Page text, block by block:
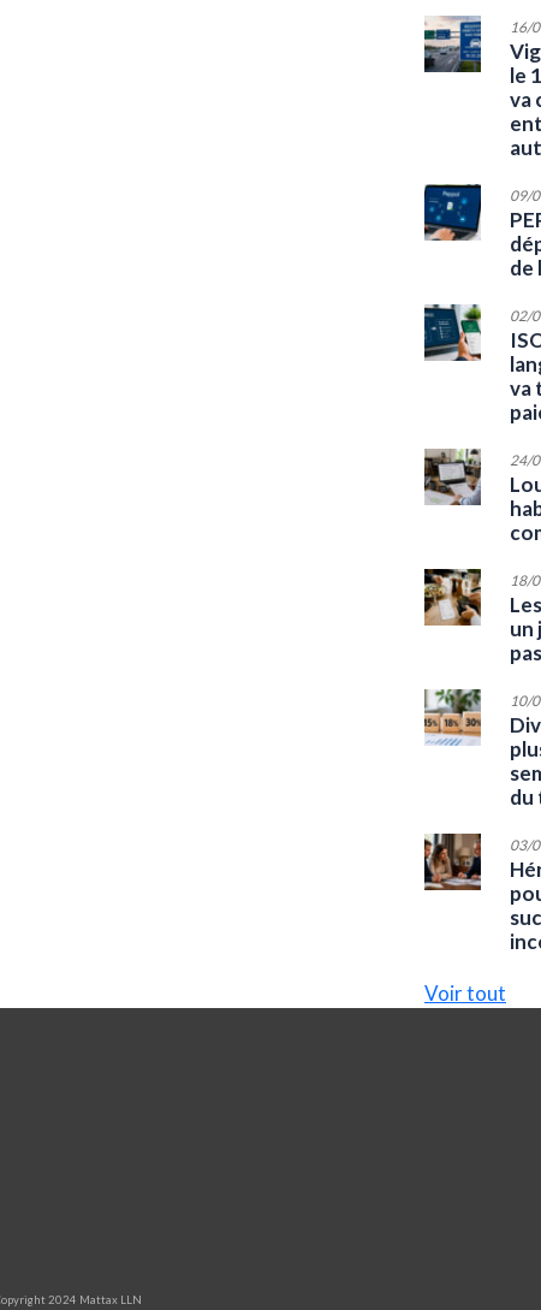
16/
le
va
09/
de
02/
va
24/
18/
un
10/
du
03/
Voir tout
2024 Mattax LLN